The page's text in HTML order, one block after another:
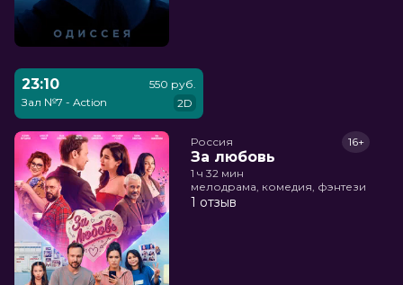
23:10
Зал №7 - Action
550 руб.
2D
Россия
За любовь
16+
1 ч 32 мин
мелодрама, комедия, фэнтези
1 отзыв